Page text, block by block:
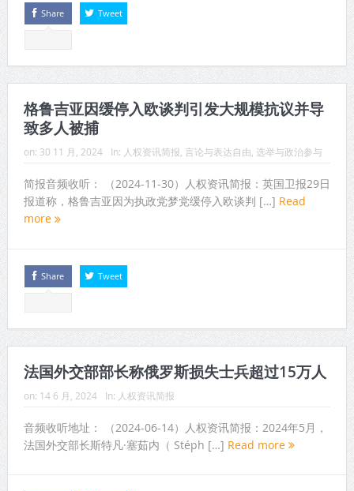
Share Tweet
格鲁吉亚因缓停入欧谈判引发大规模抗议并导
致多人被捕
on: 30 11 月, 2024 In: 人权资讯简报, 言论与表达自由, 选举与政治参与
简报音频收听： （2024-11-30）人权资讯简报：英国卫报29日
报道称，格鲁吉亚因为执政党梦党缓停入欧谈判 […] Read
more
Share Tweet
法国外交部部长称俄罗斯损失士兵超过15万人
on: 14 6 月, 2024 In: 人权资讯简报
音频收听地址： （2024-06-14）人权资讯简报：2024年5月，
法国外交部长斯特凡·塞茹内（ Stéph […] Read more